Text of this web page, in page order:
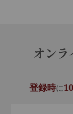
オン
登録時に